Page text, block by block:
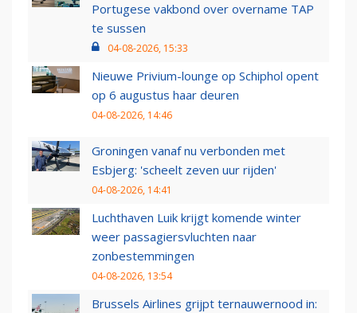
Portugese vakbond over overname TAP
te sussen
04-08-2026, 15:33
Nieuwe Privium-lounge op Schiphol opent
op 6 augustus haar deuren
04-08-2026, 14:46
Groningen vanaf nu verbonden met
Esbjerg: 'scheelt zeven uur rijden'
04-08-2026, 14:41
Luchthaven Luik krijgt komende winter
weer passagiersvluchten naar
zonbestemmingen
04-08-2026, 13:54
Brussels Airlines grijpt ternauwernood in: